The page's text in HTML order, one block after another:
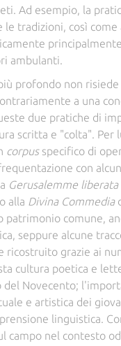
Ad esempio, la
le tradizioni, così
ambulanti.
profondo non
a una
due pratiche di
scritta e "colta".
corpusspecifico di
con
Gerusalemme liberata
alla Divina Commedia
patrimonio comune,
seppure alcune
ricostruito grazie ai
cultura poetica e
del Novecento;
e artistica dei
linguistica.
campo nel contesto